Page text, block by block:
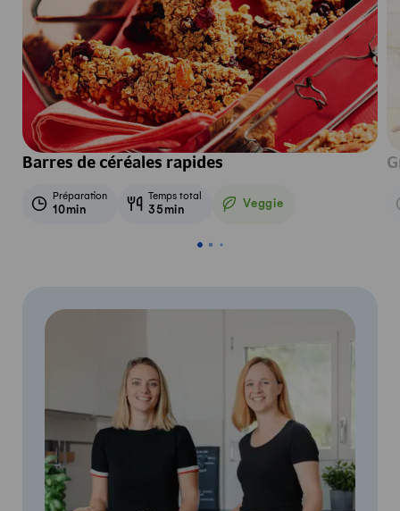
Barres de céréales rapides
Préparation
10min
Temps total
35min Veggie
Veggie